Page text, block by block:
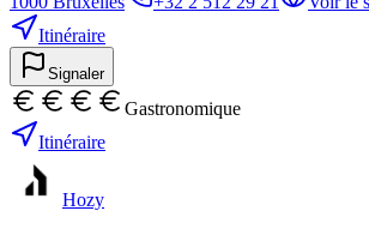
Itinéraire
Signaler
Gastronomique
Itinéraire
Hozy